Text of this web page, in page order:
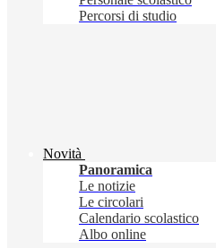
Percorsi di studio
Novità
Panoramica
Le notizie
Le circolari
Calendario scolastico
Albo online